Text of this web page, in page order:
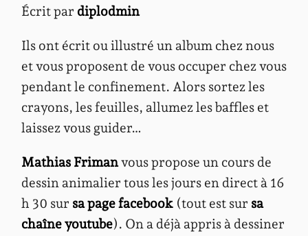
Écrit par diplodmin
Ils ont écrit ou illustré un album chez nous
et vous proposent de vous occuper chez vous
pendant le confinement. Alors sortez les
crayons, les feuilles, allumez les baffles et
laissez vous guider…
Mathias Frimanvous propose un cours de
dessin animalier tous les jours en direct à 16
h 30 sur sa page facebook (tout est sur sa
chaîne youtube). On a déjà appris à dessiner